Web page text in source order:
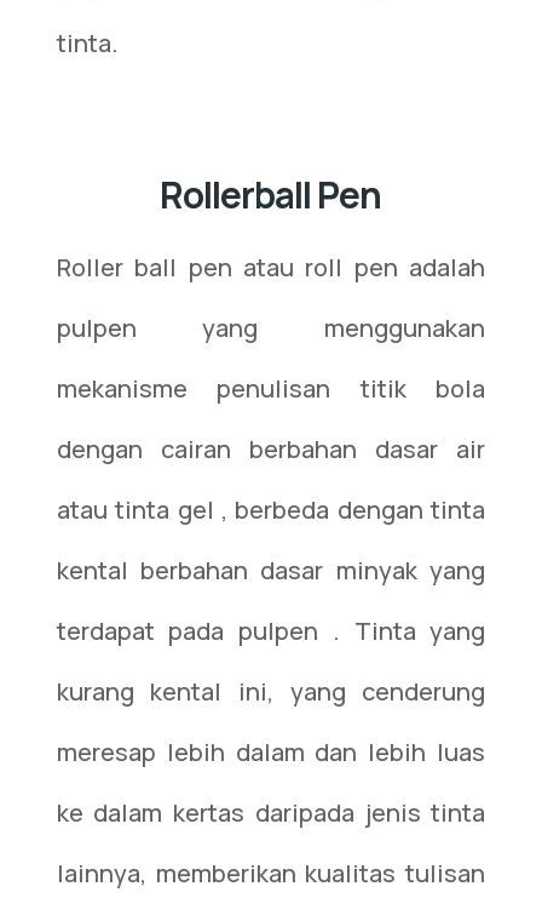
tinta.
Rollerball Pen
Roller ball pen atau roll pen adalah
pulpen yang menggunakan
mekanisme penulisan titik bola
dengan cairan berbahan dasar air
atau tinta gel , berbeda dengan tinta
kental berbahan dasar minyak yang
terdapat pada pulpen . Tinta yang
kurang kental ini, yang cenderung
meresap lebih dalam dan lebih luas
ke dalam kertas daripada jenis tinta
lainnya, memberikan kualitas tulisan